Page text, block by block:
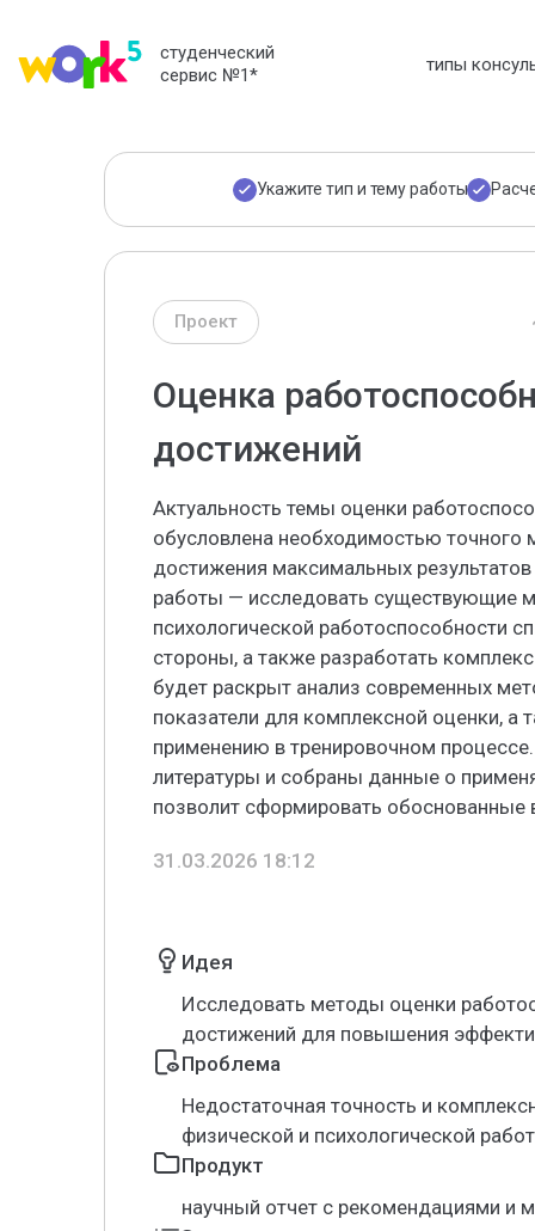
студенческий
сервис №1* типы
Укажите тип и тему работы
Проект
Оценка
достижений
Актуальность темы оценки
обусловлена необходимостью точного
достижения максимальных
работы — исследовать существующие
психологической работоспособности
стороны, а также разработать
будет раскрыт анализ современных
показатели для комплексной оценки,
применению в тренировочном
литературы и собраны данные о
позволит сформировать
31.03.2026 18:12
Идея
Исследовать методы оценки
достижений для повышения
Проблема
Недостаточная точность и
физической и психологической
Продукт
научный отчет с рекомендациями и